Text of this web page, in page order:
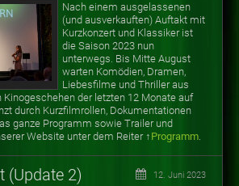
Nach einem ausgelassenen
(und ausverkauften) Auftakt mit
Kurzkonzert und Klassiker ist
die Saison 2023 nun
unterwegs. Bis Mitte August
warten Komödien, Dramen,
Liebesfilme und Thriller aus
der letzten 12 Monate auf
durch Kurzfilmrollen, Dokumentationen
ganze Programm sowie Trailer und
Website unter dem Reiter ↑ Programm.
(Update 2) 12. Juni 2023